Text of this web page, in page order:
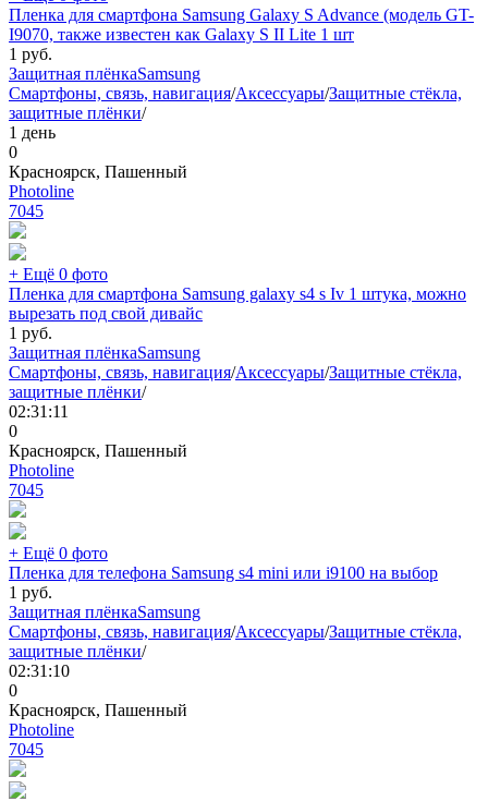
Пленка для смартфона Samsung Galaxy S Advance (модель GT-
I9070, также известен как Galaxy S II Lite 1 шт
1 руб.
Защитная плёнкаSamsung
Смартфоны, связь, навигация/Аксессуары/Защитные стёкла,
защитные плёнки/
1 день
0
Красноярск, Пашенный
Photoline
7045
+ Ещё 0 фото
Пленка для смартфона Samsung galaxy s4 s Iv 1 штука, можно
вырезать под свой дивайс
1 руб.
Защитная плёнкаSamsung
Смартфоны, связь, навигация/Аксессуары/Защитные стёкла,
защитные плёнки/
02:31:11
0
Красноярск, Пашенный
Photoline
7045
+ Ещё 0 фото
Пленка для телефона Samsung s4 mini или i9100 на выбор
1 руб.
Защитная плёнкаSamsung
Смартфоны, связь, навигация/Аксессуары/Защитные стёкла,
защитные плёнки/
02:31:10
0
Красноярск, Пашенный
Photoline
7045